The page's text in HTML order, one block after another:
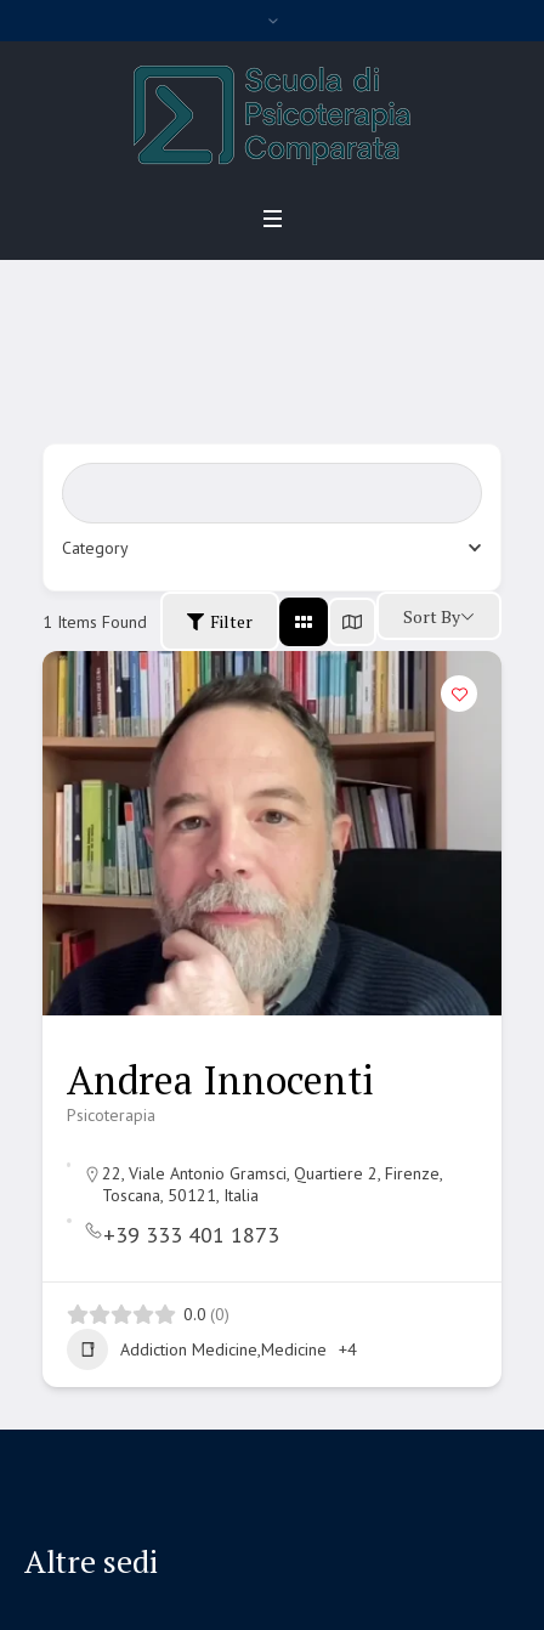
Search Bar
Category
1 Items Found Filter Sort By
Andrea Innocenti
Psicoterapia
22, Viale Antonio Gramsci, Quartiere 2, Firenze,
Toscana, 50121, Italia
+39 333 401 1873
0.0 (0)
Addiction Medicine,Medicine
+4
Altre sedi